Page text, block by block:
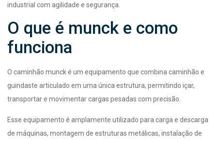
industrial com agilidade e segurança.
O que é munck e como
funciona
O caminhão munck é um equipamento que combina caminhão e
guindaste articulado em uma única estrutura, permitindo içar,
transportar e movimentar cargas pesadas com precisão.
Esse equipamento é amplamente utilizado para carga e descarga
de máquinas, montagem de estruturas metálicas, instalação de